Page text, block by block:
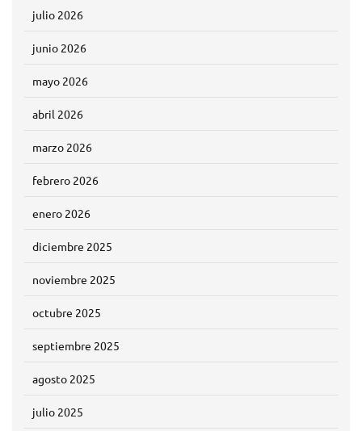
julio 2026
junio 2026
mayo 2026
abril 2026
marzo 2026
febrero 2026
enero 2026
diciembre 2025
noviembre 2025
octubre 2025
septiembre 2025
agosto 2025
julio 2025